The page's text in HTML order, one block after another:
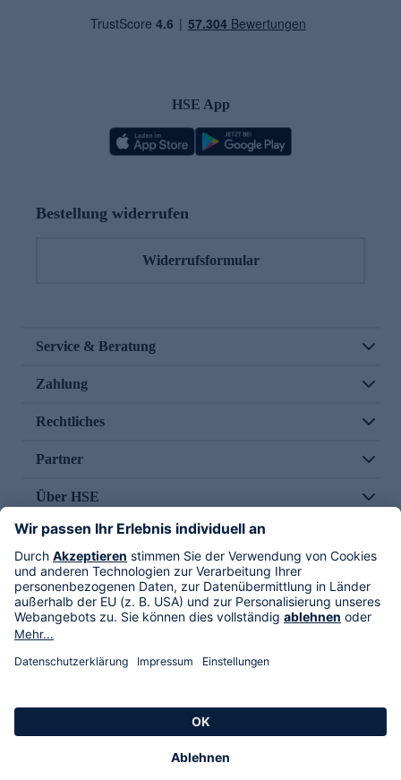
HSE App
Bestellung widerrufen
Widerrufsformular
Service & Beratung
Zahlung
Rechtliches
Partner
Über HSE
Im TV
HSE International